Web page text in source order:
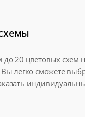
до 20 цветовых схем
Вы легко сможете